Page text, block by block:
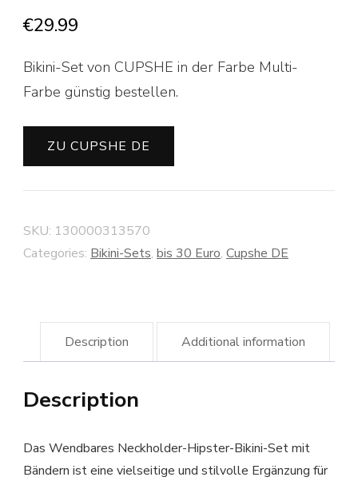
€29.99
Bikini-Set von CUPSHE in der Farbe Multi-
Farbe günstig bestellen.
ZU CUPSHE DE
SKU: 130000313570
Categories: Bikini-Sets, bis 30 Euro, Cupshe DE
Description Additional information
Description
Das Wendbares Neckholder-Hipster-Bikini-Set mit
Bändern ist eine vielseitige und stilvolle Ergänzung für